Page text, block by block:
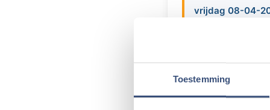
Toestemming
vrijdag 08-04-
De
per koppel en er